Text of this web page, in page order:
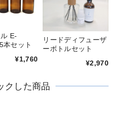
E-
セット
¥1,760
リードディフューザ
ーボトルセット
¥2,970
クした商品